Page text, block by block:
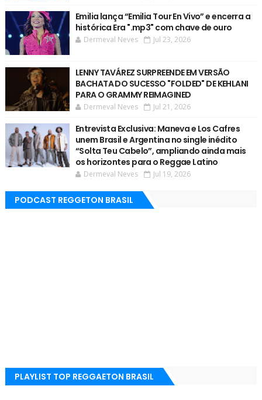
Emilia lança “Emilia Tour En Vivo” e encerra a
histórica Era ".mp3" com chave de ouro
Dermeval Neves Jul 23, 2026
LENNY TAVÁREZ SURPREENDE EM VERSÃO
BACHATA DO SUCESSO "FOLDED" DE KEHLANI
PARA O GRAMMY REIMAGINED
Dermeval Neves Jul 21, 2026
Entrevista Exclusiva: Maneva e Los Cafres
unem Brasil e Argentina no single inédito
“Solta Teu Cabelo”, ampliando ainda mais
os horizontes para o Reggae Latino
Dermeval Neves Jul 19, 2026
PODCAST REGGETON BRASIL
PLAYLIST TOP REGGAETON BRASIL